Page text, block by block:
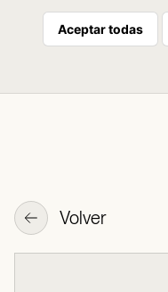
Aceptar todas
Volver